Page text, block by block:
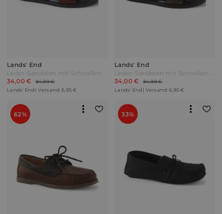
Lands' End
Leder-Sandalen mit Schnallen und Fersenriemen Herren Braun by Lands' End
34,00 €
84,99 €
Lands' End | Versand: 6,95 €
Lands' End
Leder-Sandalen mit Schnallen und Fersenriemen Herren Beige by Lands' End
34,00 €
84,99 €
Lands' End | Versand: 6,95 €
62% 33%